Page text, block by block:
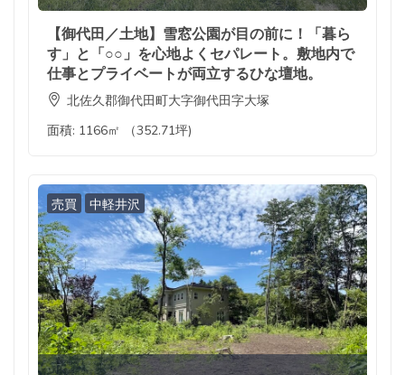
【御代田／土地】雪窓公園が目の前に！「暮ら
す」と「○○」を心地よくセパレート。敷地内で
仕事とプライベートが両立するひな壇地。
北佐久郡御代田町大字御代田字大塚
面積: 1166㎡ （352.71坪)
売買 中軽井沢